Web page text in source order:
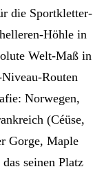
die Sportkletter-
Höhle in
Welt-Maß in
Routen
Norwegen,
(Céüse,
Gorge, Maple
seinen Platz